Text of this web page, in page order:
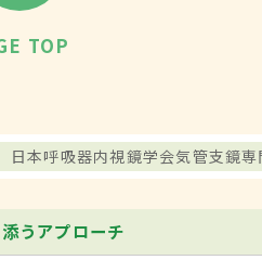
TOP
日本呼吸器内視鏡学会気管支鏡
うアプローチ